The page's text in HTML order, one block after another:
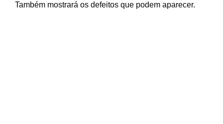
Também mostrará os defeitos que podem aparecer.